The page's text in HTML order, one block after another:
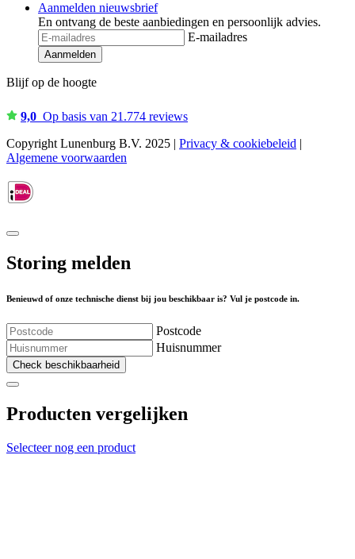
Aanmelden nieuwsbrief
En ontvang de beste aanbiedingen en persoonlijk advies.
E-mailadres
Aanmelden
Blijf op de hoogte
9,0 Op basis van 21.774 reviews
Copyright Lunenburg B.V. 2025 | Privacy & cookiebeleid |
Algemene voorwaarden
Storing melden
Benieuwd of onze technische dienst bij jou beschikbaar is? Vul je postcode in.
Postcode
Huisnummer
Check beschikbaarheid
Producten vergelijken
Selecteer nog een product